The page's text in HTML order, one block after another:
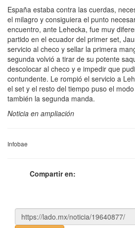
España estaba contra las cuerdas,
el milagro y consiguiera el punto
encuentro, ante Lehecka, fue muy
partido en el ecuador del primer set,
servicio al checo y sellar la primera
segunda volvió a tirar de su potente
descolocar al checo y e impedir que
contundente. Le rompió el servicio a
el set y el resto del tiempo puso el
también la segunda manda.
Noticia en ampliación
Infobae
Compartir en: